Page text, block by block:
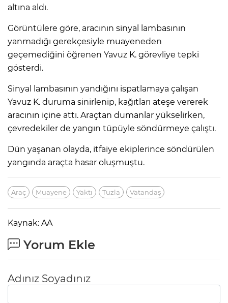
altına aldı.
Görüntülere göre, aracının sinyal lambasının
yanmadığı gerekçesiyle muayeneden
geçemediğini öğrenen Yavuz K. görevliye tepki
gösterdi.
Sinyal lambasının yandığını ispatlamaya çalışan
Yavuz K. duruma sinirlenip, kağıtları ateşe vererek
aracının içine attı. Araçtan dumanlar yükselirken,
çevredekiler de yangın tüpüyle söndürmeye çalıştı.
Dün yaşanan olayda, itfaiye ekiplerince söndürülen
yangında araçta hasar oluşmuştu.
Araç Muayene Yaktı Tuzla Vatandaş
Kaynak: AA
Yorum Ekle
Adınız Soyadınız